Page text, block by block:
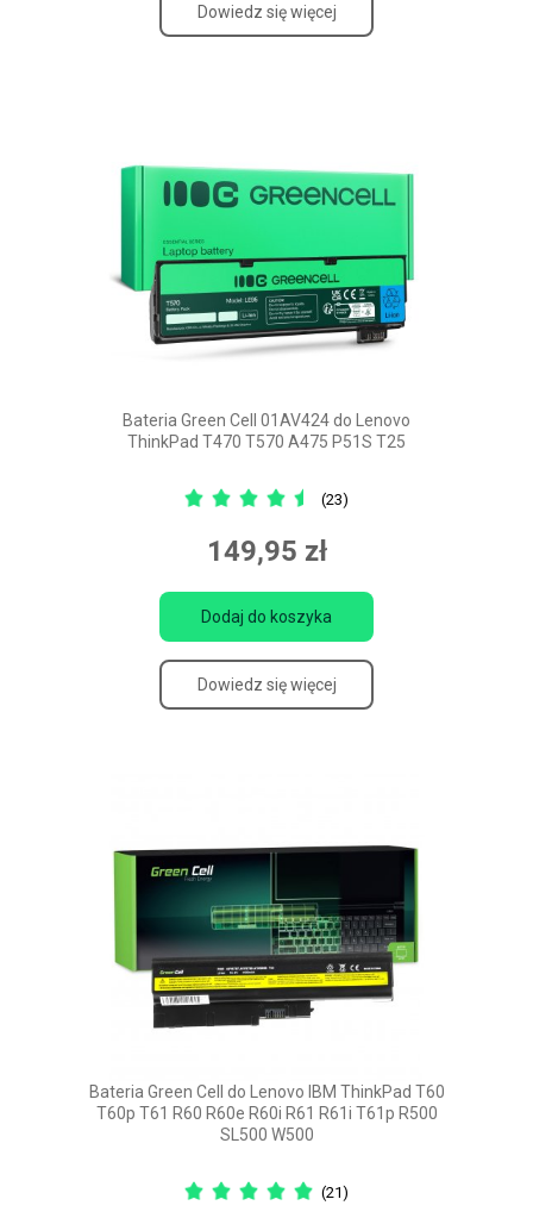
Dowiedz się więcej
Bateria Green Cell 01AV424 do Lenovo
ThinkPad T470 T570 A475 P51S T25
(23)
149,95 zł
Dodaj do koszyka
Dowiedz się więcej
Bateria Green Cell do Lenovo IBM ThinkPad T60
T60p T61 R60 R60e R60i R61 R61i T61p R500
SL500 W500
(21)